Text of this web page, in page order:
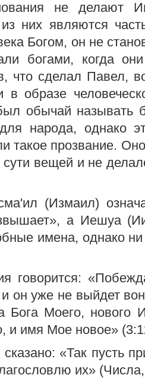
не делают
из них являются
Богом, он не
богами, когда
что сделал Павел,
в образе
обычай называть
народа, однако
такое про­звание.
вещей и не
(Измаил)
а Иешуа
имена, однако
говорится:
он уже не выйдет
Бога Моего, нового
и имя Мое новое»
«Так пусть
их»